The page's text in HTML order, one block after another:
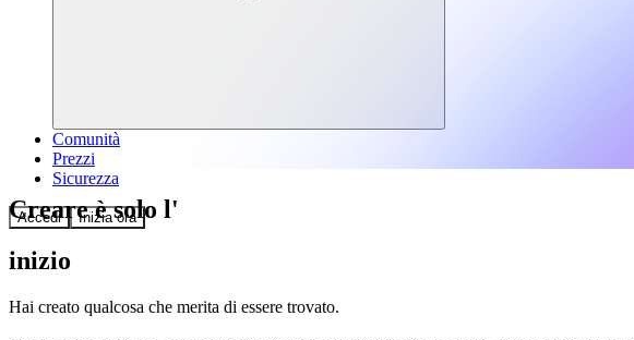
Comunità
Prezzi
Sicurezza
Accedi Inizia ora
Creare è solo l'
inizio
Hai creato qualcosa che merita di essere trovato.